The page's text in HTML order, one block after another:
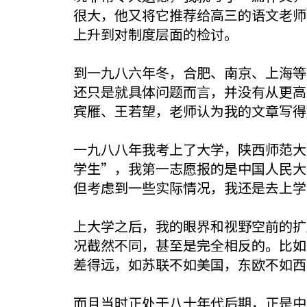
很大，他又将它推荐给高三的语文老
上升到对制度层面的检讨。
到一九八六年冬，合肥、南京、上海
还只是就具体问题而言，并没有从更
宾雁、王若望，老师认为我的文章写
一九八八年我考上了大学，陕西师范
学生”，我第一志愿报的是中国人民
但考虑到一些实际情况，我还是去上
上大学之后，我的眼界和视野空前的
况截然不同，甚至是完全相反的。比
差得远，如苏联不如美国，东欧不如
而且当时正处于八十年代后期，正是